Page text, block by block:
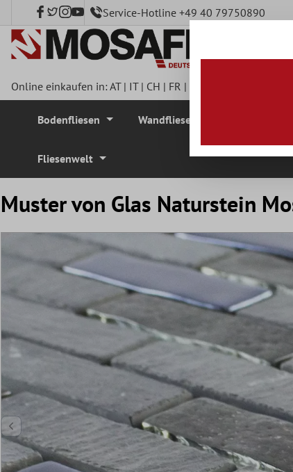
springen Service-Hotline +49 40 79750890
Online einkaufen in:AT| IT| CH | FR |
Bodenfliesen Wandfliesen
Fliesenwelt
Muster von Glas Naturstein